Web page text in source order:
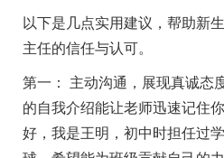
以下是几点实用建议，帮助新
主任的信任与认可。
第一： 主动沟通，展现真诚态
的自我介绍能让老师迅速记住
好，我是王明，初中时担任过